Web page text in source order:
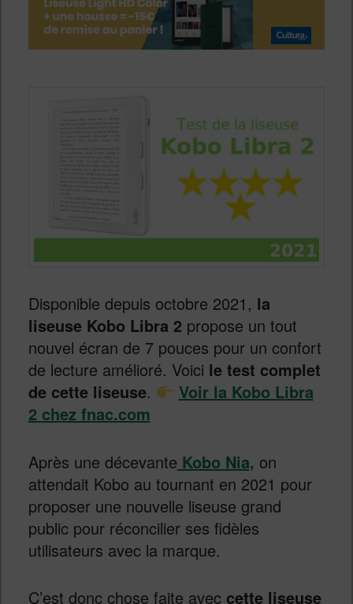
Disponible depuis octobre 2021, la
liseuse Kobo Libra 2 propose un tout
nouvel écran de 7 pouces pour un confort
de lecture amélioré. Voici le test complet
de cette liseuse.
Voir la Kobo Libra
2 chez fnac.com
Après une décevante Kobo Nia, on
attendait Kobo au tournant en 2021 pour
proposer une nouvelle liseuse grand
public pour réconcilier ses fidèles
utilisateurs avec la marque.
C’est donc chose faite avec cette liseuse